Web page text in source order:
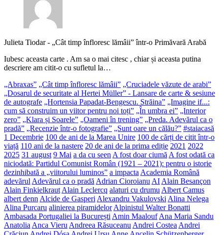
Julieta Tiodar- „Cât timp înfloresc lămâii” într-o Primăvară Arabă
Iubesc aceasta carte . Am sa o mai citesc , chiar și aceasta putina
descriere am citit-o cu sufletul la…
„Abraxas” „Cât timp înfloresc lămâii” „Cruciadele văzute de arabi”
„Dosarul de securitate al Hertei Müller” - Lansare de carte & sesiune
de autografe „Hortensia Papadat-Bengescu. Străina” „Imagine if...:
cum să construim un viitor pentru noi toți” „În umbra ei” „Interior
zero” „Klara și Soarele” „Oameni în trening” „Preda. Adevărul ca o
pradă” „Recenzie într-o fotografie” „Sunt oare un călău?” #staiacasă
1 Decembrie 100 de ani de la Marea Unire 100 de cărți de citit într-o
viață 110 ani de la nastere 20 de ani de la prima ediție 2021 2022
2025 31 august 9 Mai a da cu seen A fost doar ciumă A fost odată ca
niciodată: Partidul Comunist Român (1921 – 2021): pentru o istorie
dezinhibată a „viitorului luminos” a impacta Academia Română
adevărul Adevărul ca o pradă Adrian Cioroianu AI Alain Besançon
Alain Finkielkraut Alain Leclercq alaturi cu drumu Albert Camus
albert denn Alcide de Gasperi Alexandru Vakulovski Alina Nelega
Alina Purcaru alinierea piramidelor Alpinistul Walter Bonatti
Ambasada Portugaliei la București Amin Maalouf Ana Maria Sandu
Anatolia Anca Vieru Andreea Răsuceanu Andrei Costea Andrei